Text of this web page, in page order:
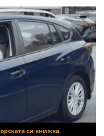
си книжка